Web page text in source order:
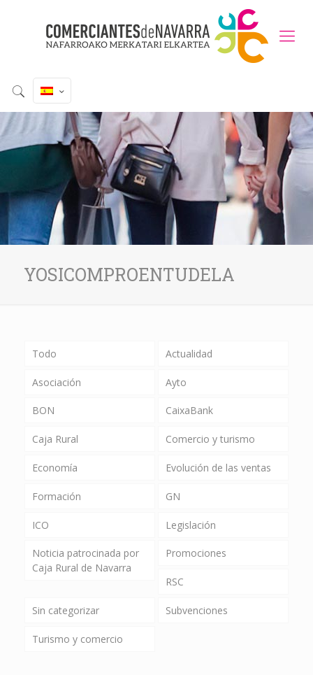
YOSICOMPROENTUDELA
Todo Actualidad
Asociación Ayto
BON CaixaBank
Caja Rural Comercio y turismo
Economía Evolución de las ventas
Formación GN
ICO Legislación
Noticia patrocinada por
Caja Rural de Navarra
Promociones
RSC
Sin categorizar Subvenciones
Turismo y comercio